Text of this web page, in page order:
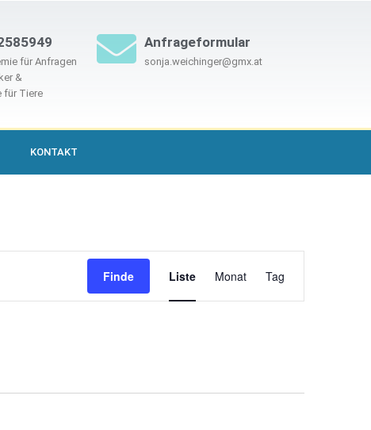
für Anfragen
&
für Tiere
Anfrageformular
sonja.weichinger@gmx.at
KONTAKT
Finde
Ansichten-
Liste Monat Tag